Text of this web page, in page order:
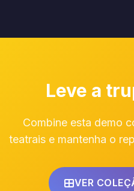
Leve a
Combine esta demo
teatrais e mantenha o
VER